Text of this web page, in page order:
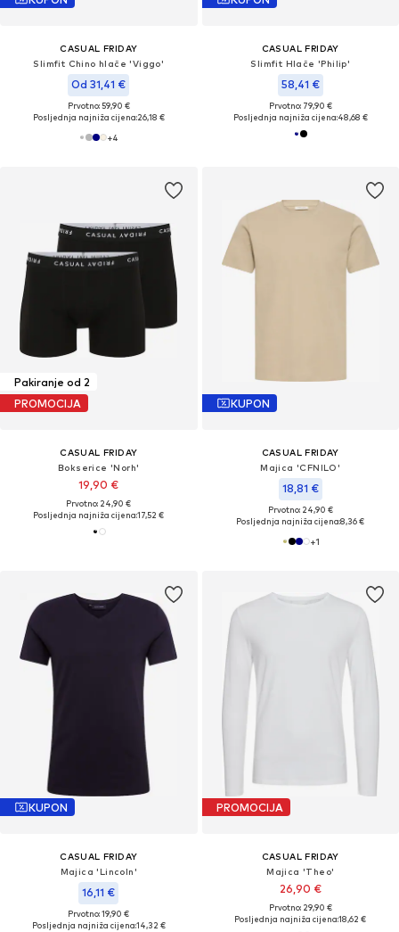
CASUAL FRIDAY
Slimfit Chino hlače 'Viggo'
Od 31,41 €
Prvotno: 59,90 €
Posljednja najniža cijena:26,18 €
+4
CASUAL FRIDAY
Slimfit Hlače 'Philip'
58,41 €
Prvotno: 79,90 €
Posljednja najniža cijena:48,68 €
Pakiranje od 2
PROMOCIJA
CASUAL FRIDAY
Bokserice 'Norh'
19,90 €
Prvotno: 24,90 €
Posljednja najniža cijena:17,52 €
KUPON
CASUAL FRIDAY
Majica 'CFNILO'
18,81 €
Prvotno: 24,90 €
Posljednja najniža cijena:8,36 €
+1
KUPON
CASUAL FRIDAY
Majica 'Lincoln'
16,11 €
Prvotno: 19,90 €
Posljednja najniža cijena:14,32 €
PROMOCIJA
CASUAL FRIDAY
Majica 'Theo'
26,90 €
Prvotno: 29,90 €
Posljednja najniža cijena:18,62 €